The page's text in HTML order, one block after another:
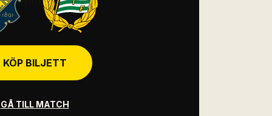
KÖP BILJETT
GÅ TILL MATCH